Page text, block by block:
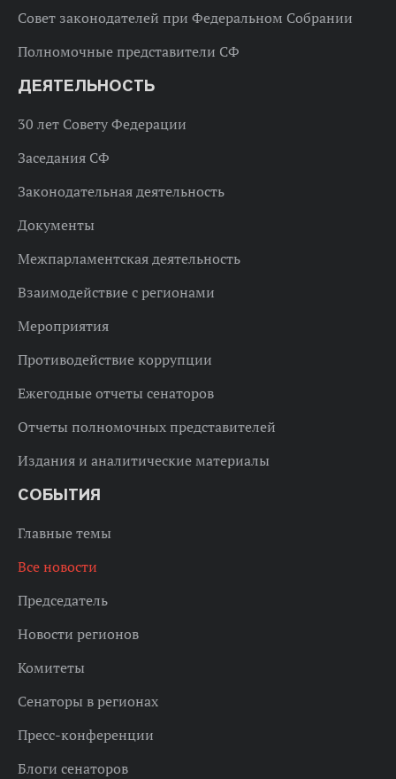
Совет законодателей при Федеральном Собрании
Полномочные представители СФ
ДЕЯТЕЛЬНОСТЬ
30 лет Совету Федерации
Заседания СФ
Законодательная деятельность
Документы
Межпарламентская деятельность
Взаимодействие с регионами
Мероприятия
Противодействие коррупции
Ежегодные отчеты сенаторов
Отчеты полномочных представителей
Издания и аналитические материалы
СОБЫТИЯ
Главные темы
Все новости
Председатель
Новости регионов
Комитеты
Сенаторы в регионах
Пресс-конференции
Блоги сенаторов